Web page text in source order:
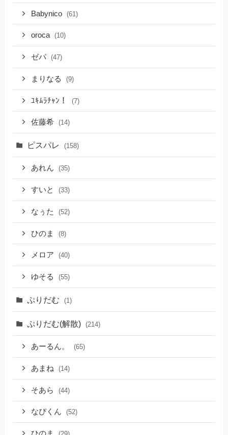
Babynico (61)
oroca (10)
ゼパ (47)
まりなる (9)
ﾕｷﾑﾗﾁｬﾝ！ (7)
佐藤希 (14)
ピスパレ (158)
あれん (35)
すいと (33)
なぅた (52)
ひのま (8)
メロア (40)
ゆそる (55)
ぷりだむ (1)
ぷりだむ(解散) (214)
あーるん。 (65)
あまね (14)
そあら (44)
なぴくん (52)